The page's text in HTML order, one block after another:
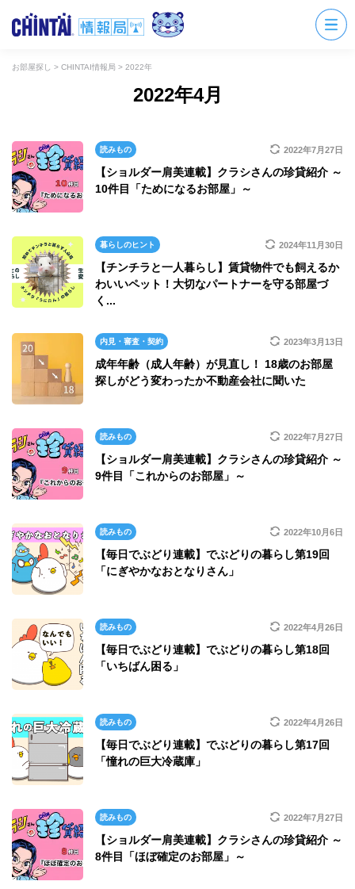
お部屋探し > CHINTAI情報局 > 2022年
2022年4月
読みもの 2022年7月27日
【ショルダー肩美連載】クラシさんの珍貸紹介 ～
10件目「ためになるお部屋」～
暮らしのヒント 2024年11月30日
【チンチラと一人暮らし】賃貸物件でも飼えるか
わいいペット！大切なパートナーを守る部屋づ
く...
内見・審査・契約 2023年3月13日
成年年齢（成人年齢）が見直し！ 18歳のお部屋
探しがどう変わったか不動産会社に聞いた
読みもの 2022年7月27日
【ショルダー肩美連載】クラシさんの珍貸紹介 ～
9件目「これからのお部屋」～
読みもの 2022年10月6日
【毎日でぶどり連載】でぶどりの暮らし第19回
「にぎやかなおとなりさん」
読みもの 2022年4月26日
【毎日でぶどり連載】でぶどりの暮らし第18回
「いちばん困る」
読みもの 2022年4月26日
【毎日でぶどり連載】でぶどりの暮らし第17回
「憧れの巨大冷蔵庫」
読みもの 2022年7月27日
【ショルダー肩美連載】クラシさんの珍貸紹介 ～
8件目「ほぼ確定のお部屋」～